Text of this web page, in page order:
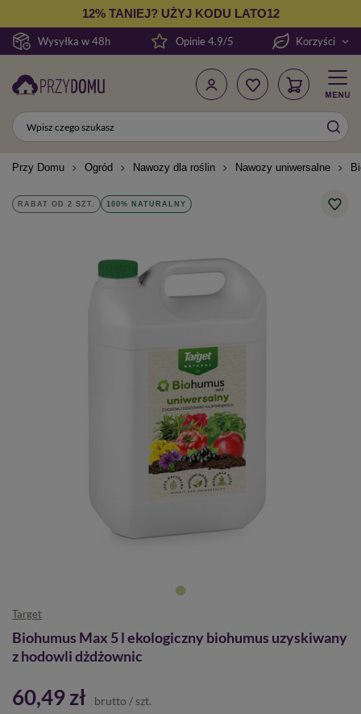
Wysyłka w 48h
12% TANIEJ? UŻYJ KODU LATO12
Opinie 4.9/5 Korzyści
Przy Domu Ogród Nawozy dla roślin Nawozy uniwersalne
RABAT OD 2 SZT. 100% NATURALNY
Target
Biohumus Max 5 l ekologiczny biohumus uzyskiwany
z hodowli dżdżownic
60,49 zł brutto / szt.